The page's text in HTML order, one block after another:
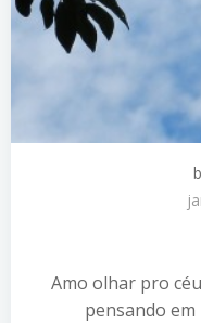
Amo olhar pro
pensando em